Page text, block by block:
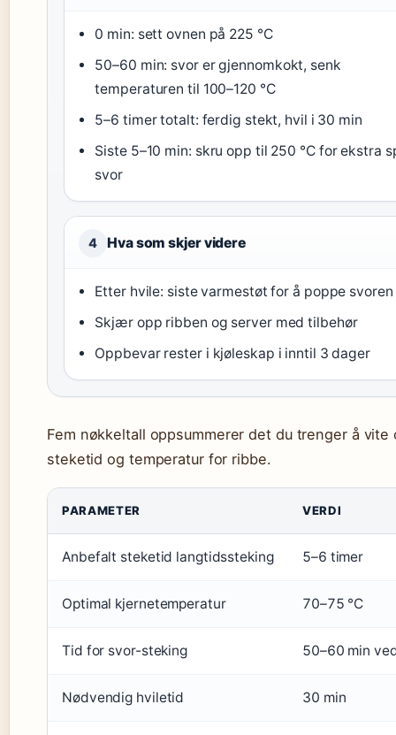
0 min: sett ovnen på 225 °C
50–60 min: svor er gjennomkokt, senk
temperaturen til 100–120 °C
5–6 timer totalt: ferdig stekt, hvil i 30 min
Siste 5–10 min: skru opp til 250 °C for ekstra
svor
4 Hva som skjer videre
Etter hvile: siste varmestøt for å poppe svoren
Skjær opp ribben og server med tilbehør
Oppbevar rester i kjøleskap i inntil 3 dager
Fem nøkkeltall oppsummerer det du trenger å vite
steketid og temperatur for ribbe.
PARAMETER VERDI
Anbefalt steketid langtidssteking 5–6 timer
Optimal kjernetemperatur 70–75 °C
Tid for svor-steking 50–60 min
Nødvendig hviletid 30 min